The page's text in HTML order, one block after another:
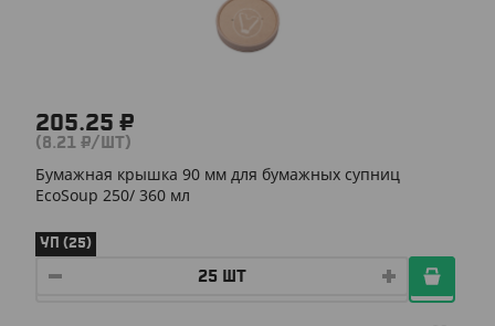
205.25 ₽
(8.21 ₽/ШТ)
Бумажная крышка 90 мм для бумажных супниц
EcoSoup 250/ 360 мл
УП (25)